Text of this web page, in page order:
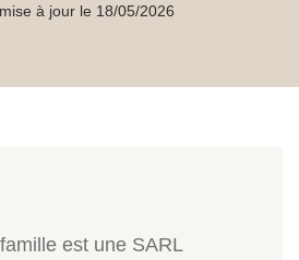
à jour le 18/05/2026
est une SARL